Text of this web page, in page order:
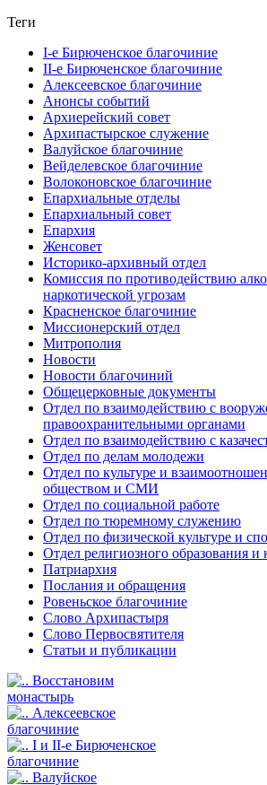
Теги
I-е Бирюченское благочиние
II-е Бирюченское благочиние
Алексеевское благочиние
Анонсы событий
Архиерейский совет
Архипастырское служение
Валуйское благочиние
Вейделевское благочиние
Волоконовское благочиние
Епархиальные отделы
Епархиальный совет
Епархия
Женсовет
Историко-архивный отдел
Комиссия по противодействию
наркотической угрозам
Красненское благочиние
Миссионерский отдел
Митрополия
Новости
Новости благочиний
Общецерковные документы
Отдел по взаимодействию с
правоохранительными органами
Отдел по взаимодействию с
Отдел по делам молодежи
Отдел по культуре и
обществом и СМИ
Отдел по социальной работе
Отдел по тюремному служению
Отдел по физической культуре и
Отдел религиозного образования и
Патриархия
Послания и обращения
Ровеньское благочиние
Слово Архипастыря
Слово Первосвятителя
Статьи и публикации
Восстановим
монастырь
Алексеевское
благочиние
I и II-е Бирюченское
благочиние
Валуйское